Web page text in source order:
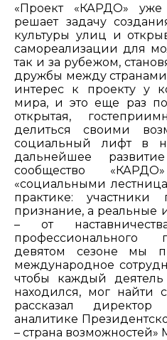
«Проект «КАРДО»
решает задачу
культуры улиц и
самореализации для
так и за рубежом,
дружбы между
интерес к проекту у
мира, и это еще раз
открытая,
делиться своими
социальный лифт в
дальнейшее
сообщество
«социальными
практике: участники
признание, а реальные
– от
профессионального
девятом сезоне мы
международное
чтобы каждый
находился, мог найти
рассказал
аналитике
– страна возможностей»